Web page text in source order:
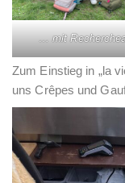
… mit
Zum Einstieg in „la
uns Crêpes und